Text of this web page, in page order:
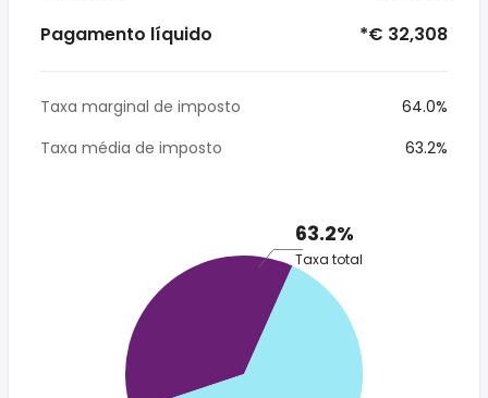
Pagamento líquido *€ 32,308
Taxa marginal de imposto
64.0%
Taxa média de imposto
63.2%
63.2%
Taxa total